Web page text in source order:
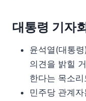
대통령 기자
윤석열(대통
의견을 밝힐
한다는 목소
민주당 관계